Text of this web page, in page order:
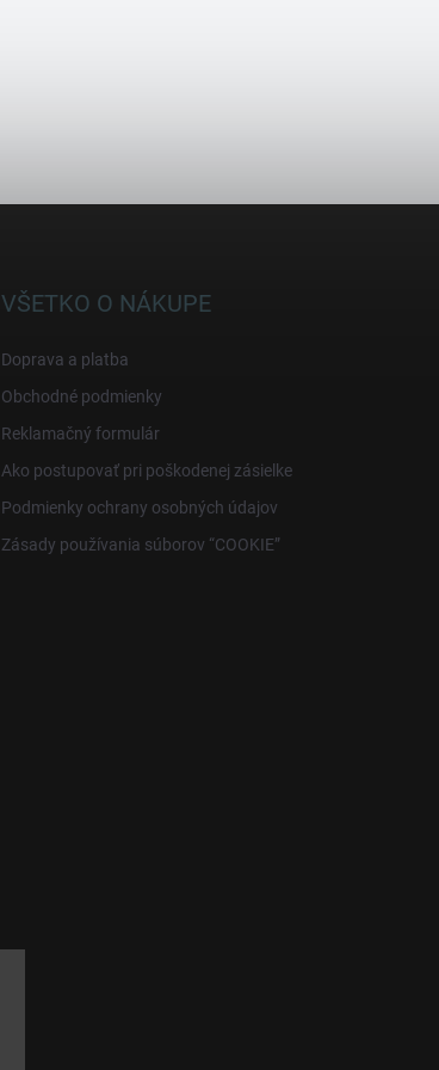
VŠETKO O NÁKUPE
Doprava a platba
Obchodné podmienky
Reklamačný formulár
Ako postupovať pri poškodenej zásielke
Podmienky ochrany osobných údajov
Zásady používania súborov “COOKIE”